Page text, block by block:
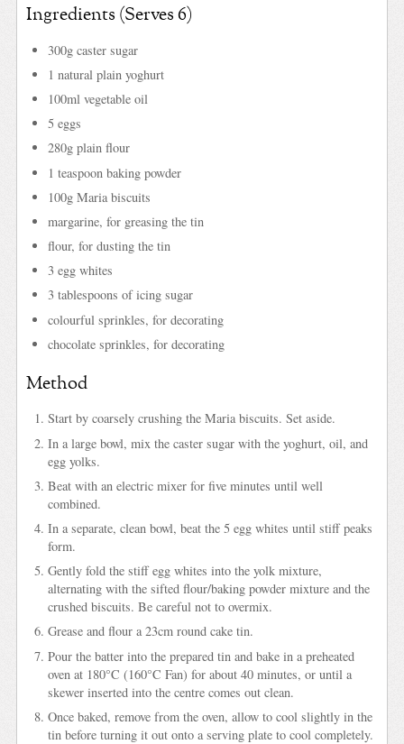
Ingredients (Serves 6)
300g caster sugar
1 natural plain yoghurt
100ml vegetable oil
5 eggs
280g plain flour
1 teaspoon baking powder
100g Maria biscuits
margarine, for greasing the tin
flour, for dusting the tin
3 egg whites
3 tablespoons of icing sugar
colourful sprinkles, for decorating
chocolate sprinkles, for decorating
Method
Start by coarsely crushing the Maria biscuits. Set aside.
In a large bowl, mix the caster sugar with the yoghurt, oil, and
egg yolks.
Beat with an electric mixer for five minutes until well
combined.
In a separate, clean bowl, beat the 5 egg whites until stiff peaks
form.
Gently fold the stiff egg whites into the yolk mixture,
alternating with the sifted flour/baking powder mixture and the
crushed biscuits. Be careful not to overmix.
Grease and flour a 23cm round cake tin.
Pour the batter into the prepared tin and bake in a preheated
oven at 180°C (160°C Fan) for about 40 minutes, or until a
skewer inserted into the centre comes out clean.
Once baked, remove from the oven, allow to cool slightly in the
tin before turning it out onto a serving plate to cool completely.